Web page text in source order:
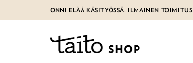
to
ONNI ELÄÄ KÄSITYÖSSÄ. ILMAINEN